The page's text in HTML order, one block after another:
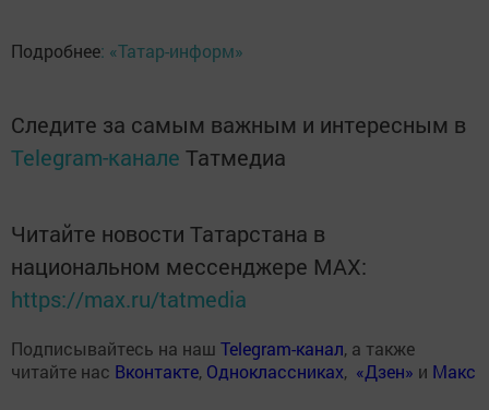
Подробнее: «Татар-информ»
Следите за самым важным и интересным в
Telegram-канале Татмедиа
Читайте новости Татарстана в
национальном мессенджере MАХ:
https://max.ru/tatmedia
Подписывайтесь на наш Telegram-канал, а также
читайте нас Вконтакте, Одноклассниках, «Дзен» и Макс